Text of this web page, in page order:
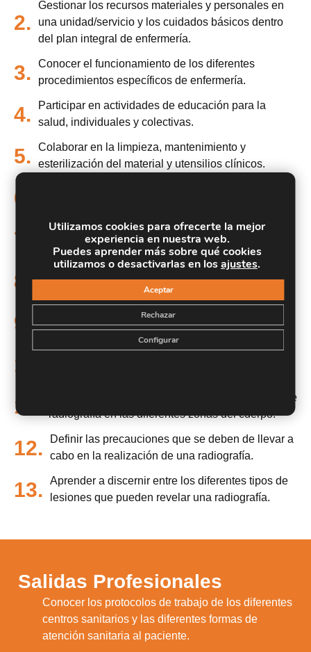
2.
Gestionar los recursos materiales y personales en
una unidad/servicio y los cuidados básicos dentro
del plan integral de enfermería.
3.
Conocer el funcionamiento de los diferentes
procedimientos específicos de enfermería.
4.
Participar en actividades de educación para la
salud, individuales y colectivas.
5.
Colaborar en la limpieza, mantenimiento y
esterilización del material y utensilios clínicos.
6.
7.
Aprender los diferentes princippios de la técnica
radiográfica.
8.
Conocer de manera más avanzada la física de las
radiaciones y de los rayos X.
9.
Saber interpretar los aspectos básicos de la
radiología.
10.
11.
Adquirir conocimientos acerca de la realización de
radiografía en las diferentes zonas del cuerpo.
12.
Definir las precauciones que se deben de llevar a
cabo en la realización de una radiografía.
13.
Aprender a discernir entre los diferentes tipos de
lesiones que pueden revelar una radiografía.
Salidas Profesionales
Conocer los protocolos de trabajo de los diferentes
centros sanitarios y las diferentes formas de
atención sanitaria al paciente.
Utilizamos cookies para ofrecerte la mejor
experiencia en nuestra web.
Puedes aprender más sobre qué cookies
utilizamos o desactivarlas en losajustes.
Aceptar
Rechazar
Configurar